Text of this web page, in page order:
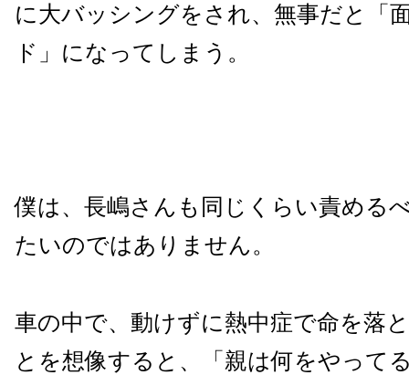
に大バッシングをされ、無事だと「
ド」になってしまう。
僕は、長嶋さんも同じくらい責める
たいのではありません。
車の中で、動けずに熱中症で命を落
とを想像すると、「親は何をやって